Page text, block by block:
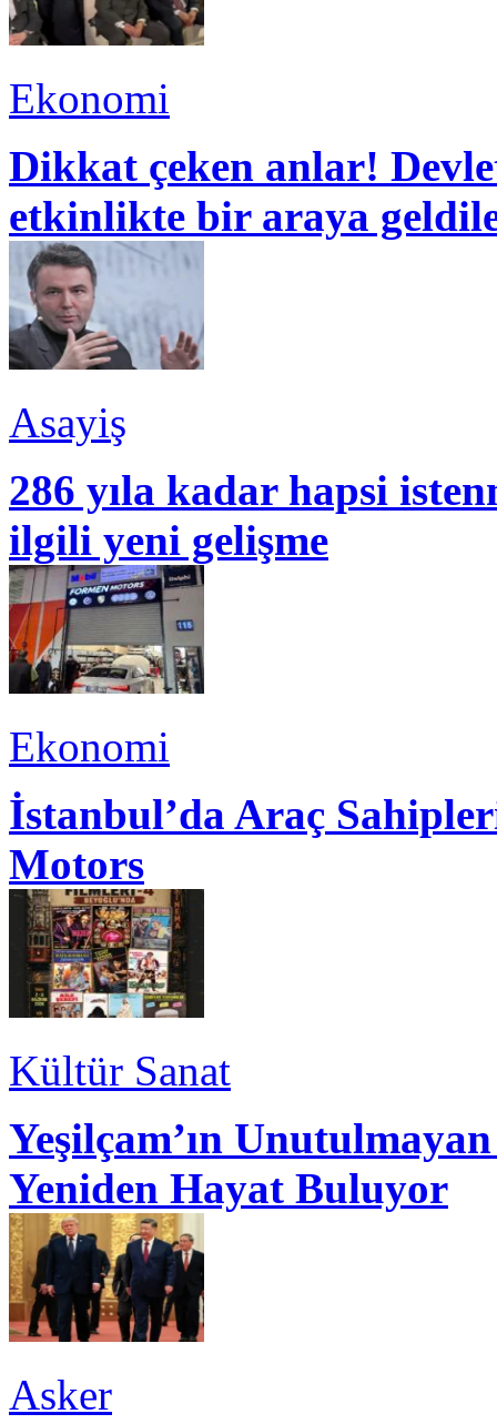
Ekonomi
Dikkat çeken anlar!
etkinlikte bir araya
Asayiş
286 yıla kadar hapsi
ilgili yeni gelişme
Ekonomi
İstanbul’da Araç
Motors
Kültür Sanat
Yeşilçam’ın
Yeniden Hayat Buluyor
Asker